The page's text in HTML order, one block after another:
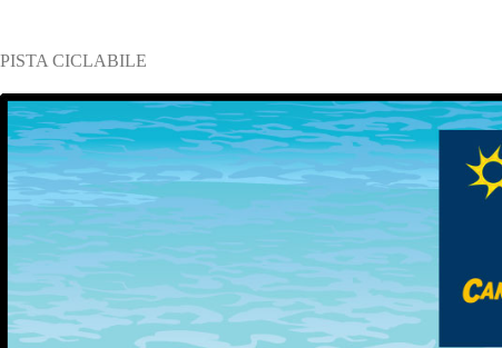
PISTA CICLABILE